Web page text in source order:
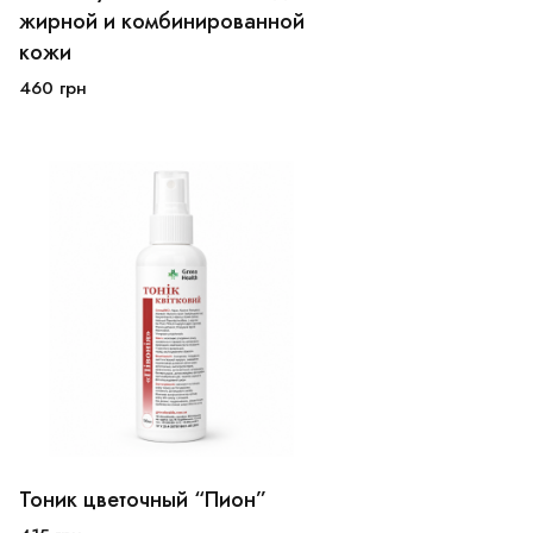
100 мл 250 мл
жирной и комбинированной
кожи
460 грн
Тоник цветочный “Пион”